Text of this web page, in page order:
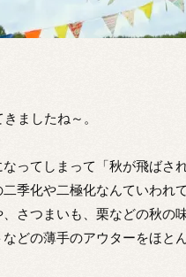
ましたね～。
ってしまって「秋が飛ばさ
季化や二極化なんていわれ
さつまいも、栗などの秋の
どの薄手のアウターをほと